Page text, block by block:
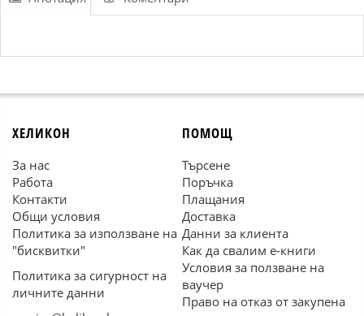
ХЕЛИКОН
За нас
Работа
Контакти
Общи условия
Политика за използване на
"бисквитки"
Политика за сигурност на
личните данни
ПОМОЩ
Търсене
Поръчка
Плащания
Доставка
Данни за клиента
Как да свалим е-книги
Условия за ползване на
ваучер
Право на отказ от закупена